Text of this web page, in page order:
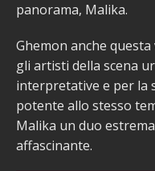
panorama, Malika.
Ghemon anche
gli artisti della scena
interpretative e per la
potente allo stesso
Malika un duo
affascinante.